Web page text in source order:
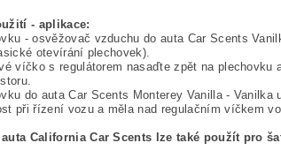
- aplikace:
- osvěžovač vzduchu do auta Car Scents
otevírání plechovek).
víčko s regulátorem nasaďte zpět na
do auta Car Scents Monterey Vanilla -
při řízení vozu a měla nad regulačním víčkem
California Car Scents lze také použít pro